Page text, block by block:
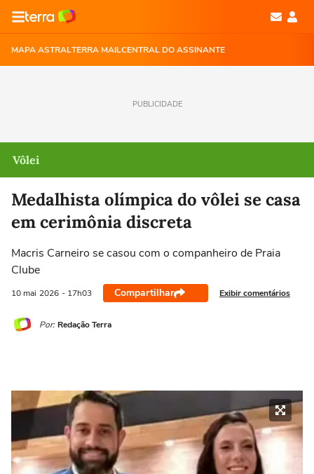
MAPA ASTRALTERRA MAILCENTRAL DO ASSINANTE
PUBLICIDADE
Vôlei
Medalhista olímpica do vôlei se casa
em cerimônia discreta
Macris Carneiro se casou com o companheiro de Praia
Clube
10 mai 2026 - 17h03 Compartilhar Exibir comentários
Por: Redação Terra